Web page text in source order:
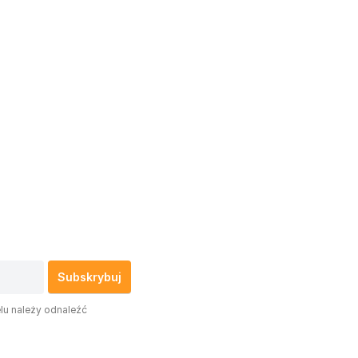
należy odnaleźć